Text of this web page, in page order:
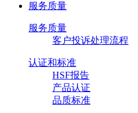
服务质量
服务质量
客户投诉处理流程
认证和标准
HSF报告
产品认证
品质标准